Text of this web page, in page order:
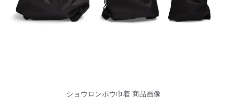
ショウロンポウ巾着 商品画像